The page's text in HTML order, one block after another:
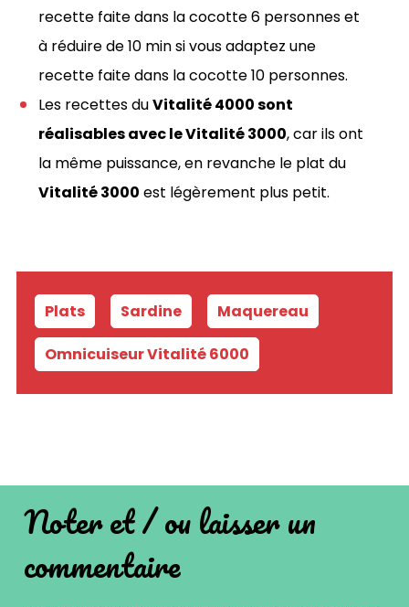
recette faite dans la cocotte 6 personnes et
à réduire de 10 min si vous adaptez une
recette faite dans la cocotte 10 personnes.
Les recettes duVitalité 4000 sont
réalisables avec le Vitalité 3000, car ils ont
la même puissance, en revanche le plat du
Vitalité 3000 est légèrement plus petit.
Plats Sardine Maquereau
Omnicuiseur Vitalité 6000
Noter et / ou laisser un
commentaire